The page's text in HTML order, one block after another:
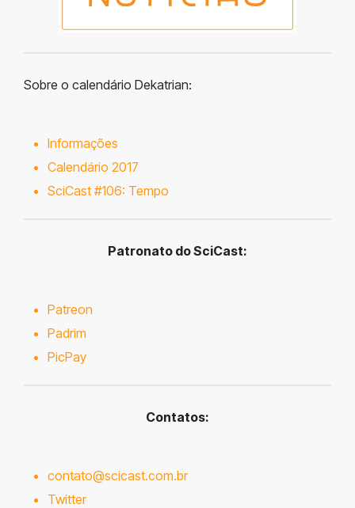
Sobre o calendário Dekatrian:
Informações
Calendário 2017
SciCast #106: Tempo
Patronato do SciCast:
Patreon
Padrim
PicPay
Contatos:
contato@scicast.com.br
Twitter